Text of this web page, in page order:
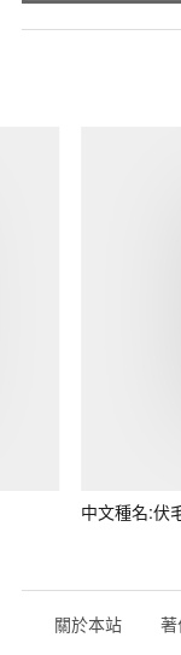
中文種名:伏
關於本站